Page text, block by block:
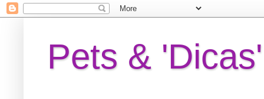
Pets & 'Dicas'